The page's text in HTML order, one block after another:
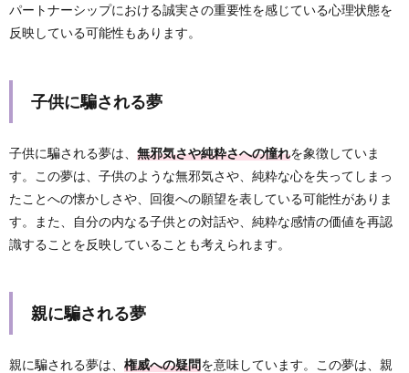
パートナーシップにおける誠実さの重要性を感じている心理状態を
反映している可能性もあります。
子供に騙される夢
子供に騙される夢は、 無邪気さや純粋さへの憧れを象徴していま
す。この夢は、子供のような無邪気さや、純粋な心を失ってしまっ
たことへの懐かしさや、回復への願望を表している可能性がありま
す。また、自分の内なる子供との対話や、純粋な感情の価値を再認
識することを反映していることも考えられます。
親に騙される夢
親に騙される夢は、 権威への疑問を意味しています。この夢は、親